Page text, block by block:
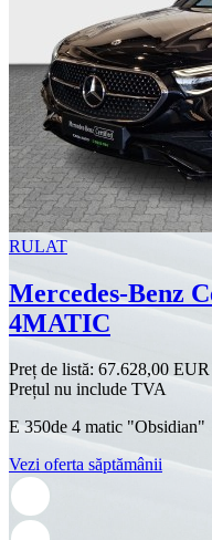
RULAT
Mercedes-Benz
4MATIC
Preț de listă: 67.628,00 EUR
Prețul nu include TVA
E 350de 4 matic "Obsidian"
Vezi oferta săptămânii